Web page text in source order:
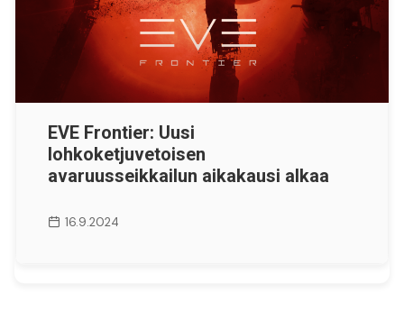
EVE Frontier: Uusi
lohkoketjuvetoisen
avaruusseikkailun aikakausi alkaa
16.9.2024